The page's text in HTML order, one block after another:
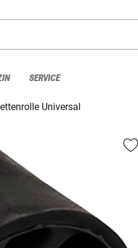
SERVICE
Universal